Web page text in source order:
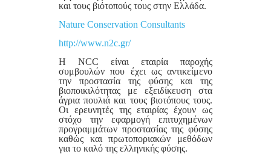
και τους βιότοπούς τους στην Ελλάδα.
Nature Conservation Consultants
http://www.n2c.gr/
Η ΝCC είναι εταιρία παροχής
συμβουλών που έχει ως αντικείμενο
την προστασία της φύσης και της
βιοποικιλότητας με εξειδίκευση στα
άγρια πουλιά και τους βιοτόπους τους.
Οι ερευνητές της εταιρίας έχουν ως
στόχο την εφαρμογή επιτυχημένων
προγραμμάτων προστασίας της φύσης
καθώς και πρωτοποριακών μεθόδων
για το καλό της ελληνικής φύσης.